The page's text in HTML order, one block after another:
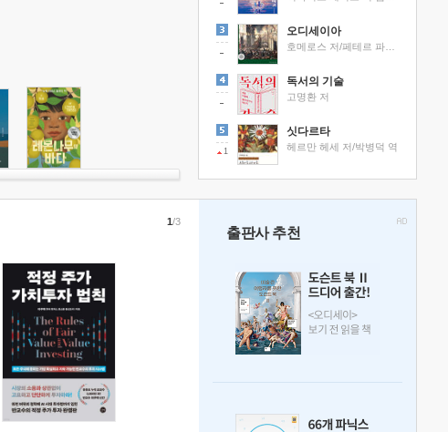
오디세이아
독서의 기술
고명환 저
1
싯다르타
헤르만 헤세 저/박병덕 역
1/3
출판사 추천